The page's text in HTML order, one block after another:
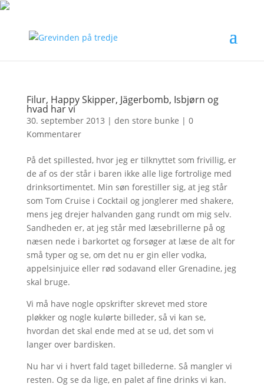
Filur, Happy Skipper, Jägerbomb, Isbjørn og
hvad har vi
30. september 2013 | den store bunke | 0
Kommentarer
På det spillested, hvor jeg er tilknyttet som frivillig, er
de af os der står i baren ikke alle lige fortrolige med
drinksortimentet. Min søn forestiller sig, at jeg står
som Tom Cruise i Cocktail og jonglerer med shakere,
mens jeg drejer halvanden gang rundt om mig selv.
Sandheden er, at jeg står med læsebrillerne på og
næsen nede i barkortet og forsøger at læse de alt for
små typer og se, om det nu er gin eller vodka,
appelsinjuice eller rød sodavand eller Grenadine, jeg
skal bruge.
Vi må have nogle opskrifter skrevet med store
pløkker og nogle kulørte billeder, så vi kan se,
hvordan det skal ende med at se ud, det som vi
langer over bardisken.
Nu har vi i hvert fald taget billederne. Så mangler vi
resten. Og se da lige, en palet af fine drinks vi kan.